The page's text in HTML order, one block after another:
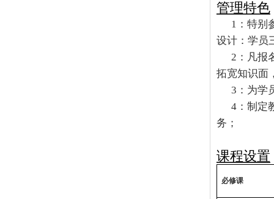
管理特色
1 ：特别
设计：学员
2 ：凡
拓宽知识面
3 ：为
4：制定
务；
课程设置
必修课